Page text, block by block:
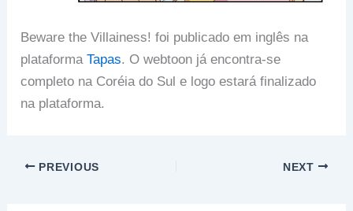
Beware the Villainess! foi publicado em inglês na
plataformaTapas. O webtoon já encontra-se
completo na Coréia do Sul e logo estará finalizado
na plataforma.
PREVIOUS NEXT